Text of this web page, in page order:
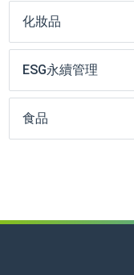
化妝品
ESG永續管理
食品